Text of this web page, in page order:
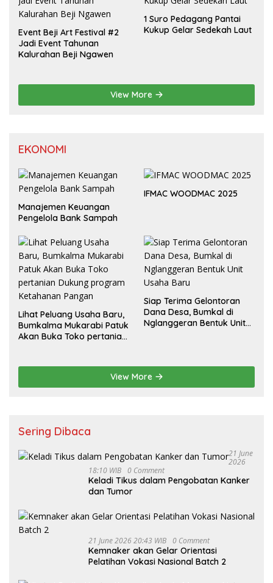
Event Beji Art Festival #2
Jadi Event Tahunan
Kalurahan Beji Ngawen
1 Suro Pedagang Pantai
Kukup Gelar Sedekah Laut
View More
EKONOMI
Manajemen Keuangan
Pengelola Bank Sampah
IFMAC WOODMAC 2025
Lihat Peluang Usaha Baru,
Bumkalma Mukarabi Patuk
Akan Buka Toko pertanian
Siap Terima Gelontoran
Dana Desa, Bumkal di
Nglanggeran Bentuk Unit
View More
Sering Dibaca
21 June
2026
18:10 WIB 0 Comment
Keladi Tikus dalam Pengobatan Kanker
dan Tumor
21 June 2026 20:43 WIB 0 Comment
Kemnaker akan Gelar Orientasi
Pelatihan Vokasi Nasional Batch 2